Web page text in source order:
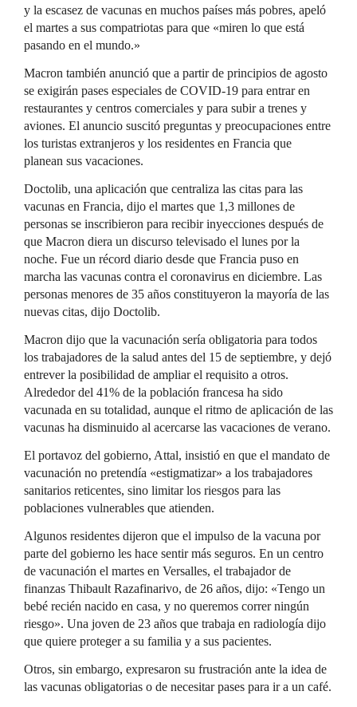
y la escasez de vacunas en muchos países más pobres, apeló
el martes a sus compatriotas para que «miren lo que está
pasando en el mundo.»
Macron también anunció que a partir de principios de agosto
se exigirán pases especiales de COVID-19 para entrar en
restaurantes y centros comerciales y para subir a trenes y
aviones. El anuncio suscitó preguntas y preocupaciones entre
los turistas extranjeros y los residentes en Francia que
planean sus vacaciones.
Doctolib, una aplicación que centraliza las citas para las
vacunas en Francia, dijo el martes que 1,3 millones de
personas se inscribieron para recibir inyecciones después de
que Macron diera un discurso televisado el lunes por la
noche. Fue un récord diario desde que Francia puso en
marcha las vacunas contra el coronavirus en diciembre. Las
personas menores de 35 años constituyeron la mayoría de las
nuevas citas, dijo Doctolib.
Macron dijo que la vacunación sería obligatoria para todos
los trabajadores de la salud antes del 15 de septiembre, y dejó
entrever la posibilidad de ampliar el requisito a otros.
Alrededor del 41% de la población francesa ha sido
vacunada en su totalidad, aunque el ritmo de aplicación de las
vacunas ha disminuido al acercarse las vacaciones de verano.
El portavoz del gobierno, Attal, insistió en que el mandato de
vacunación no pretendía «estigmatizar» a los trabajadores
sanitarios reticentes, sino limitar los riesgos para las
poblaciones vulnerables que atienden.
Algunos residentes dijeron que el impulso de la vacuna por
parte del gobierno les hace sentir más seguros. En un centro
de vacunación el martes en Versalles, el trabajador de
finanzas Thibault Razafinarivo, de 26 años, dijo: «Tengo un
bebé recién nacido en casa, y no queremos correr ningún
riesgo». Una joven de 23 años que trabaja en radiología dijo
que quiere proteger a su familia y a sus pacientes.
Otros, sin embargo, expresaron su frustración ante la idea de
las vacunas obligatorias o de necesitar pases para ir a un café.